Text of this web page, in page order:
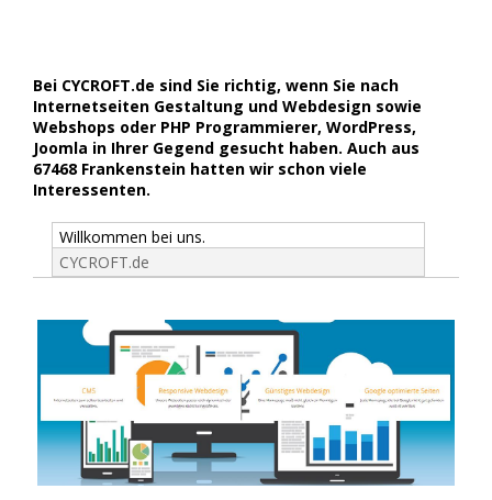
Bei CYCROFT.de sind Sie richtig, wenn Sie nach
Internetseiten Gestaltung und Webdesign sowie
Webshops oder PHP Programmierer, WordPress,
Joomla in Ihrer Gegend gesucht haben. Auch aus
67468 Frankenstein hatten wir schon viele
Interessenten.
Willkommen bei uns.
CYCROFT.de